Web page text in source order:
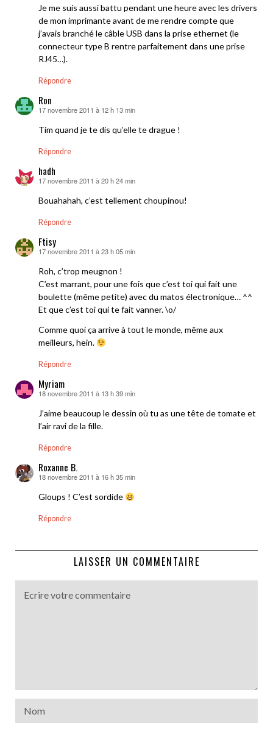
Je me suis aussi battu pendant une heure avec les drivers
de mon imprimante avant de me rendre compte que
j’avais branché le câble USB dans la prise ethernet (le
connecteur type B rentre parfaitement dans une prise
RJ45…).
Répondre
Ron
dit :
17 novembre 2011 à 12 h 13 min
Tim quand je te dis qu’elle te drague !
Répondre
hadh
dit :
17 novembre 2011 à 20 h 24 min
Bouahahah, c’est tellement choupinou!
Répondre
Ftisy
dit :
17 novembre 2011 à 23 h 05 min
Roh, c’trop meugnon !
C’est marrant, pour une fois que c’est toi qui fait une
boulette (même petite) avec du matos électronique… ^^
Et que c’est toi qui te fait vanner. \o/
Comme quoi ça arrive à tout le monde, même aux
meilleurs, hein.
Répondre
Myriam
dit :
18 novembre 2011 à 13 h 39 min
J’aime beaucoup le dessin où tu as une tête de tomate et
l’air ravi de la fille.
Répondre
Roxanne B.
dit :
18 novembre 2011 à 16 h 35 min
Gloups ! C’est sordide
Répondre
LAISSER UN COMMENTAIRE